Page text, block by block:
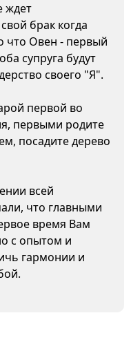
ждет
брак когда
что Овен - первый
супруга будут
своего "Я".
первой во
первыми родите
посадите дерево
всей
что главными
время Вам
с опытом и
гармонии и